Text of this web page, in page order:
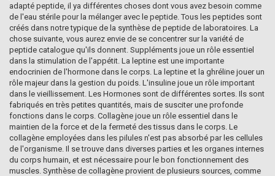
adapté peptide, il ya différentes choses dont vous avez besoin comme
de l'eau stérile pour la mélanger avec le peptide. Tous les peptides sont
créés dans notre typique de la synthèse de peptide de laboratoires. La
chose suivante, vous aurez envie de se concentrer sur la variété de
peptide catalogue qu'ils donnent. Suppléments joue un rôle essentiel
dans la stimulation de l'appétit. La leptine est une importante
endocrinien de l'hormone dans le corps. La leptine et la ghréline jouer un
rôle majeur dans la gestion du poids. L'insuline joue un rôle important
dans le vieillissement. Les Hormones sont de différentes sortes. Ils sont
fabriqués en très petites quantités, mais de susciter une profonde
fonctions dans le corps. Collagène joue un rôle essentiel dans le
maintien de la force et de la fermeté des tissus dans le corps. Le
collagène employées dans les pilules n'est pas absorbé par les cellules
de l'organisme. Il se trouve dans diverses parties et les organes internes
du corps humain, et est nécessaire pour le bon fonctionnement des
muscles. Synthèse de collagène provient de plusieurs sources, comme